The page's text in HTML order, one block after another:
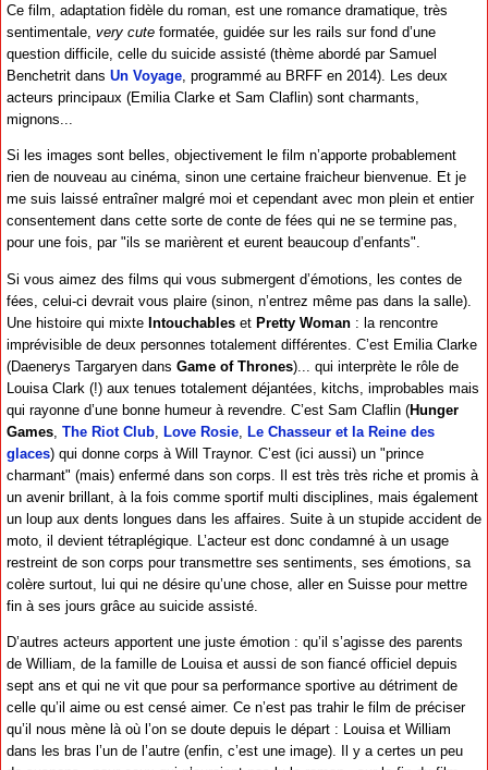
Ce film, adaptation fidèle du roman, est une romance dramatique, très
sentimentale, very cute formatée, guidée sur les rails sur fond d’une
question difficile, celle du suicide assisté (thème abordé par Samuel
Benchetrit dans Un Voyage , programmé au BRFF en 2014). Les deux
acteurs principaux (Emilia Clarke et Sam Claflin) sont charmants,
mignons...
Si les images sont belles, objectivement le film n’apporte probablement
rien de nouveau au cinéma, sinon une certaine fraicheur bienvenue. Et je
me suis laissé entraîner malgré moi et cependant avec mon plein et entier
consentement dans cette sorte de conte de fées qui ne se termine pas,
pour une fois, par "ils se marièrent et eurent beaucoup d’enfants".
Si vous aimez des films qui vous submergent d’émotions, les contes de
fées, celui-ci devrait vous plaire (sinon, n’entrez même pas dans la salle).
Une histoire qui mixte Intouchables et Pretty Woman : la rencontre
imprévisible de deux personnes totalement différentes. C’est Emilia Clarke
(Daenerys Targaryen dans Game of Thrones)... qui interprète le rôle de
Louisa Clark (!) aux tenues totalement déjantées, kitchs, improbables mais
qui rayonne d’une bonne humeur à revendre. C’est Sam Claflin (Hunger
Games The Riot Club Love Rosie
Le Chasseur et la Reine des
glaces) qui donne corps à Will Traynor. C’est (ici aussi) un "prince
charmant" (mais) enfermé dans son corps. Il est très très riche et promis à
un avenir brillant, à la fois comme sportif multi disciplines, mais également
un loup aux dents longues dans les affaires. Suite à un stupide accident de
moto, il devient tétraplégique. L’acteur est donc condamné à un usage
restreint de son corps pour transmettre ses sentiments, ses émotions, sa
colère surtout, lui qui ne désire qu’une chose, aller en Suisse pour mettre
fin à ses jours grâce au suicide assisté.
D’autres acteurs apportent une juste émotion : qu’il s’agisse des parents
de William, de la famille de Louisa et aussi de son fiancé officiel depuis
sept ans et qui ne vit que pour sa performance sportive au détriment de
celle qu’il aime ou est censé aimer. Ce n’est pas trahir le film de préciser
qu’il nous mène là où l’on se doute depuis le départ : Louisa et William
dans les bras l’un de l’autre (enfin, c’est une image). Il y a certes un peu